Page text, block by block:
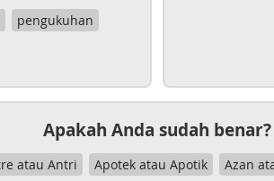
pengukuhan
Apakah Anda sudah benar?
atau Antri Apotek atau Apotik Azan